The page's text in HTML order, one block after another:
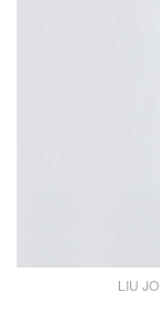
LIU